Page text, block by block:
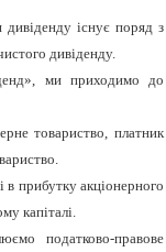
існує поряд з
дивіденду.
ми приходимо до
товариство, платник
в прибутку акціонерного
капіталі.
податково-правове